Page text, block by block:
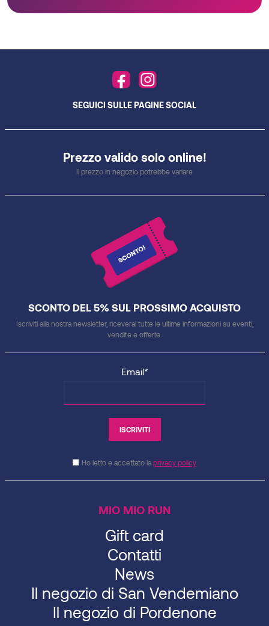
Prezzo valido solo online!
Il prezzo in negozio potrebbe variare
SEGUICI SULLE PAGINE SOCIAL
SCONTO DEL 5% SUL PROSSIMO ACQUISTO
Iscriviti alla nostra newsletter, riceverai tutte le ultime informazioni su eventi,
vendite e offerte.
Email*
Ho letto e accettato la privacy policy
MIO MIO RUN
Gift card
Contatti
News
Il negozio di San Vendemiano
Il negozio di Pordenone